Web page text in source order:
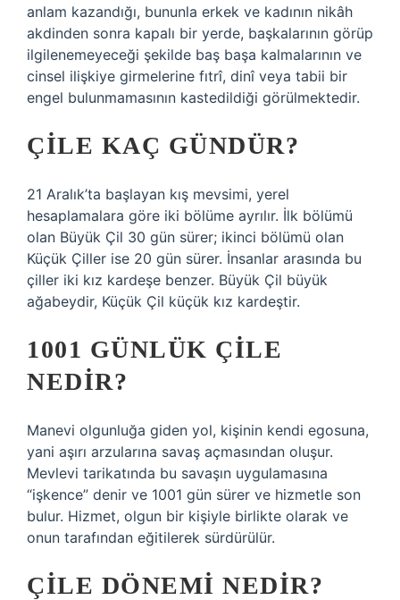
anlam kazandığı, bununla erkek ve kadının nikâh
akdinden sonra kapalı bir yerde, başkalarının görüp
ilgilenemeyeceği şekilde baş başa kalmalarının ve
cinsel ilişkiye girmelerine fıtrî, dinî veya tabii bir
engel bulunmamasının kastedildiği görülmektedir.
ÇILE KAÇ GÜNDÜR?
21 Aralık’ta başlayan kış mevsimi, yerel
hesaplamalara göre iki bölüme ayrılır. İlk bölümü
olan Büyük Çil 30 gün sürer; ikinci bölümü olan
Küçük Çiller ise 20 gün sürer. İnsanlar arasında bu
çiller iki kız kardeşe benzer. Büyük Çil büyük
ağabeydir, Küçük Çil küçük kız kardeştir.
1001 GÜNLÜK ÇILE
NEDIR?
Manevi olgunluğa giden yol, kişinin kendi egosuna,
yani aşırı arzularına savaş açmasından oluşur.
Mevlevi tarikatında bu savaşın uygulamasına
“işkence” denir ve 1001 gün sürer ve hizmetle son
bulur. Hizmet, olgun bir kişiyle birlikte olarak ve
onun tarafından eğitilerek sürdürülür.
ÇILE DÖNEMI NEDIR?